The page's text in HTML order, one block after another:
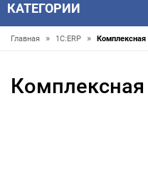
КАТЕГОРИИ
Главная » 1С:ERP »